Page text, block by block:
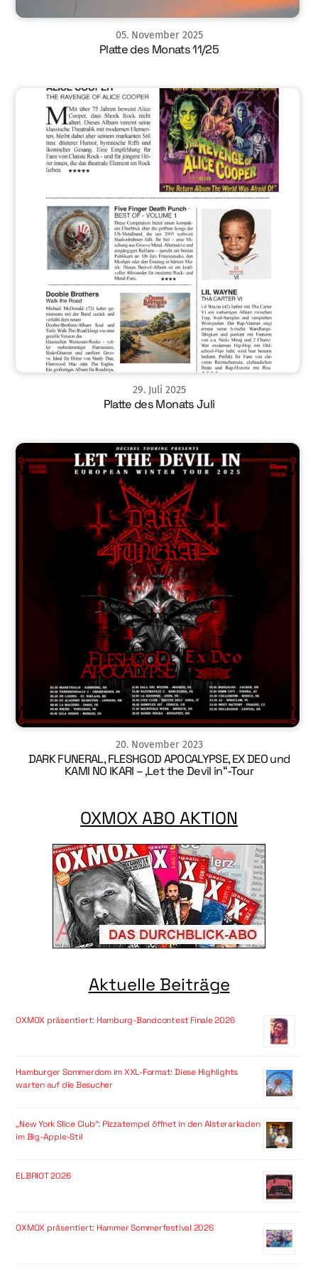
05. November 2025
Platte des Monats 11/25
29. Juli 2025
Platte des Monats Juli
20. November 2023
DARK FUNERAL, FLESHGOD APOCALYPSE, EX DEO und
KAMI NO IKARI – ‚Let the Devil in“-Tour
OXMOX ABO AKTION
Aktuelle Beiträge
OXMOX präsentiert: Hamburg-Bandcontest Finale 2026
Hamburger Sommerdom im XXL-Format: Diese Highlights
warten auf die Besucher
„New York Slice Club“: Pizzatempel öffnet in den Alsterarkaden
im Big-Apple-Stil
ELBRIOT 2026
OXMOX präsentiert: Hammer Sommerfestival 2026